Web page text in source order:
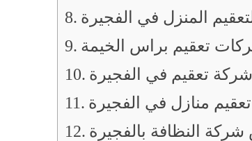
المنزل في الفجيرة
تعقيم براس الخيمة
تعقيم في الفجيرة
منازل في الفجيرة
النظافة بالفجيرة